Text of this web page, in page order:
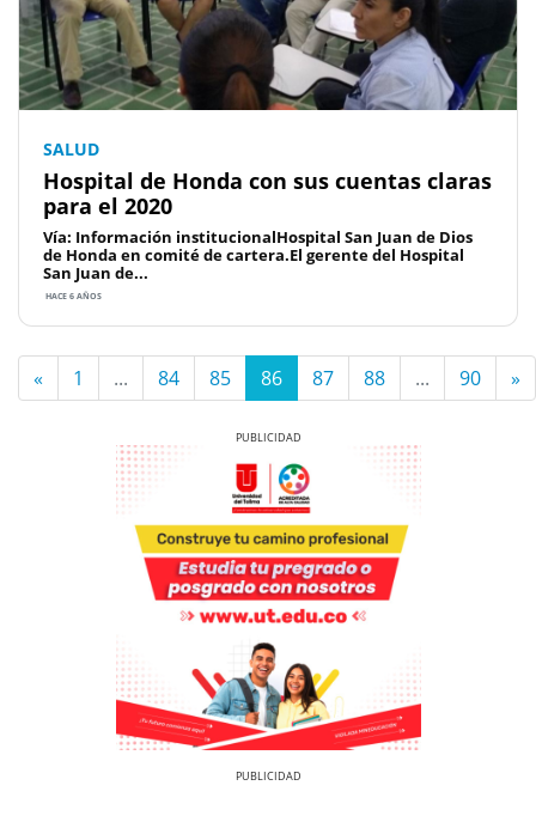
SALUD
Hospital de Honda con sus cuentas claras
para el 2020
Vía: Información institucionalHospital San Juan de Dios
de Honda en comité de cartera.El gerente del Hospital
San Juan de...
HACE 6 AÑOS
« 1 ... 84 85 86 87 88 ... 90 »
Previous